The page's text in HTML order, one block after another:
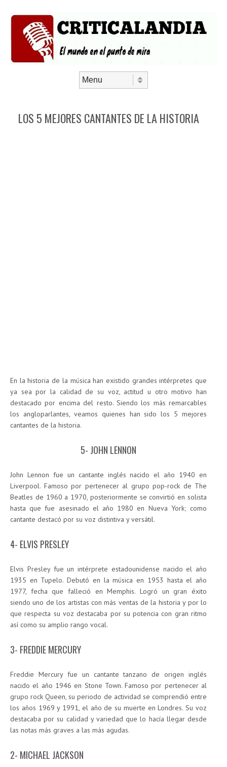
LOS 5 MEJORES CANTANTES DE LA HISTORIA
En la historia de la música han existido grandes intérpretes que
ya sea por la calidad de su voz, actitud u otro motivo han
destacado por encima del resto. Siendo los más remarcables
los angloparlantes, veamos quienes han sido los 5 mejores
cantantes de la historia.
5- JOHN LENNON
John Lennon fue un cantante inglés nacido el año 1940 en
Liverpool. Famoso por pertenecer al grupo pop-rock de The
Beatles de 1960 a 1970, posteriormente se convirtió en solista
hasta que fue asesinado el año 1980 en Nueva York; como
cantante destacó por su voz distintiva y versátil.
4- ELVIS PRESLEY
Elvis Presley fue un intérprete estadounidense nacido el año
1935 en Tupelo. Debutó en la música en 1953 hasta el año
1977, fecha que falleció en Memphis. Logró un gran éxito
siendo uno de los artistas con más ventas de la historia y por lo
que respecta su voz destacaba por su potencia con gran ritmo
así como su amplio rango vocal.
3- FREDDIE MERCURY
Freddie Mercury fue un cantante tanzano de origen inglés
nacido el año 1946 en Stone Town. Famoso por pertenecer al
grupo rock Queen, su periodo de actividad se comprendió entre
los años 1969 y 1991, el año de su muerte en Londres. Su voz
destacaba por su calidad y variedad que lo hacía llegar desde
las notas más graves a las más agudas.
2- MICHAEL JACKSON